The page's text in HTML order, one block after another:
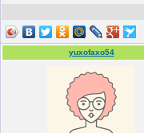
yuxofaxo54